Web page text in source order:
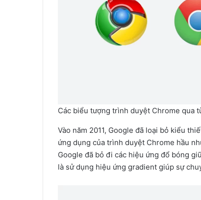
Các biểu tượng trình duyệt Chrome qua
Vào năm 2011, Google đã loại bỏ kiểu
ứng dụng của trình duyệt Chrome hầu
Google đã bỏ đi các hiệu ứng đổ bóng
là sử dụng hiệu ứng gradient giúp sự